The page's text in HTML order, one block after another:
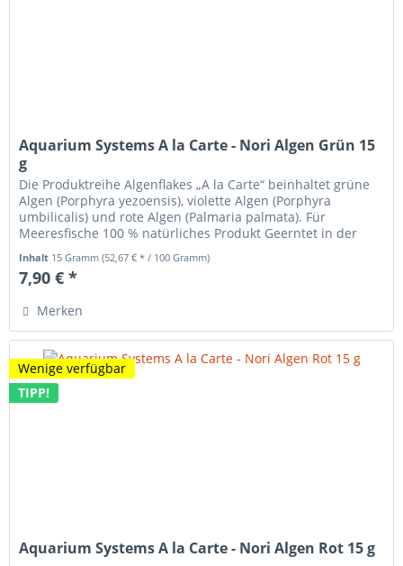
Aquarium Systems A la Carte - Nori Algen Grün 15
g
Die Produktreihe Algenflakes „A la Carte“ beinhaltet grüne
Algen (Porphyra yezoensis), violette Algen (Porphyra
umbilicalis) und rote Algen (Palmaria palmata). Für
Meeresfische 100 % natürliches Produkt Geerntet in der
Inhalt 15 Gramm(52,67 € * / 100 Gramm)
7,90 € *
Merken
Wenige verfügbar
TIPP!
Aquarium Systems A la Carte - Nori Algen Rot 15 g